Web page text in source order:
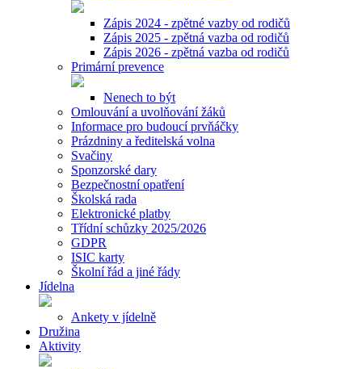
Zápis 2024 - zpětné vazby od rodičů
Zápis 2025 - zpětná vazba od rodičů
Zápis 2026 - zpětná vazba od rodičů
Primární prevence
Nenech to být
Omlouvání a uvolňování žáků
Informace pro budoucí prvňáčky
Prázdniny a ředitelská volna
Svačiny
Sponzorské dary
Bezpečnostní opatření
Školská rada
Elektronické platby
Třídní schůzky 2025/2026
GDPR
ISIC karty
Školní řád a jiné řády
Jídelna
Ankety v jídelně
Družina
Aktivity